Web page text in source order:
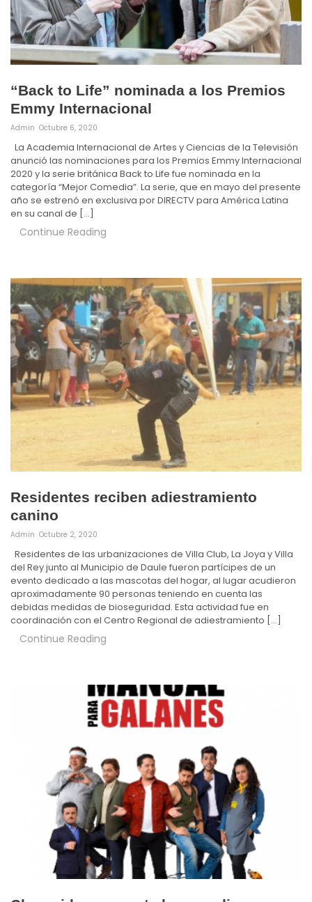
“Back to Life” nominada a los Premios
Emmy Internacional
Admin Octubre 6, 2020
La Academia Internacional de Artes y Ciencias de la Televisión
anunció las nominaciones para los Premios Emmy Internacional
2020 y la serie británica Back to Life fue nominada en la
categoría “Mejor Comedia”. La serie, que en mayo del presente
año se estrenó en exclusiva por DIRECTV para América Latina
en su canal de […]
Continue Reading
Residentes reciben adiestramiento
canino
Admin Octubre 2, 2020
Residentes de las urbanizaciones de Villa Club, La Joya y Villa
del Rey junto al Municipio de Daule fueron partícipes de un
evento dedicado a las mascotas del hogar, al lugar acudieron
aproximadamente 90 personas teniendo en cuenta las
debidas medidas de bioseguridad. Esta actividad fue en
coordinación con el Centro Regional de adiestramiento […]
Continue Reading